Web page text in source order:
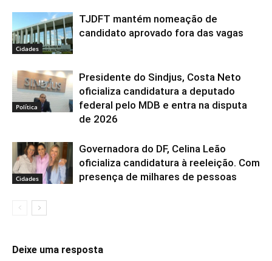
Cidades
TJDFT mantém nomeação de
candidato aprovado fora das vagas
Política
Presidente do Sindjus, Costa Neto
oficializa candidatura a deputado
federal pelo MDB e entra na disputa
de 2026
Cidades
Governadora do DF, Celina Leão
oficializa candidatura à reeleição. Com
presença de milhares de pessoas
Deixe uma resposta